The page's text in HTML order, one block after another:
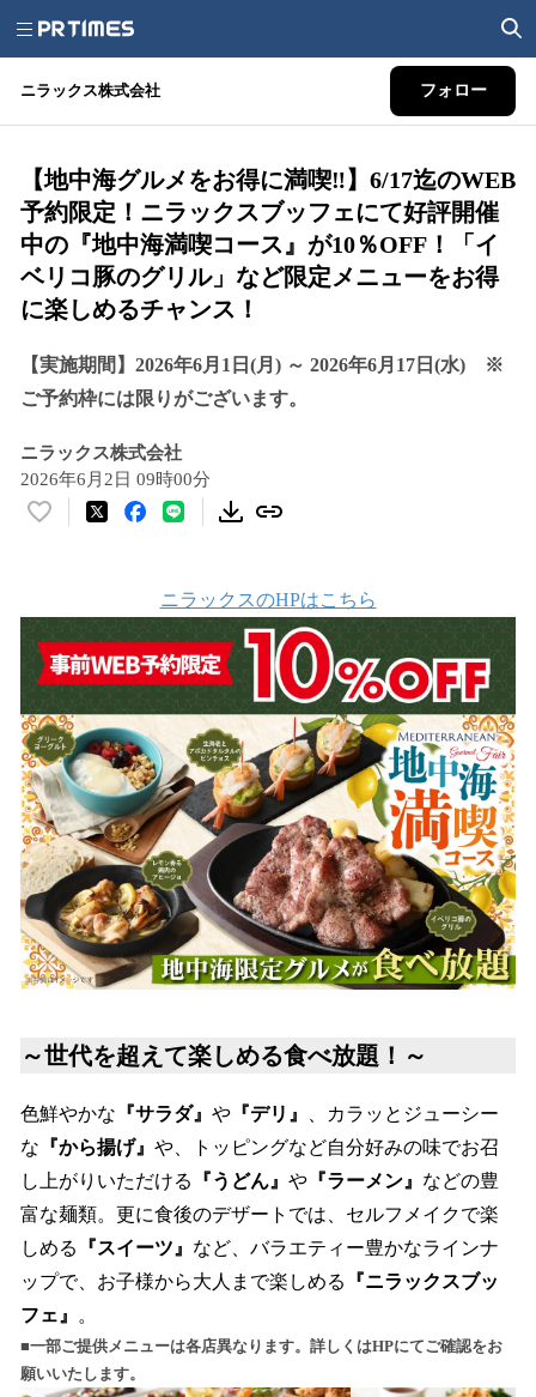
ニラックス株式会社 フォロー
【地中海グルメをお得に満喫‼】6/17迄のWEB
予約限定！ニラックスブッフェにて好評開催
中の『地中海満喫コース』が10％OFF！「イ
ベリコ豚のグリル」など限定メニューをお得
に楽しめるチャンス！
【実施期間】2026年6月1日(月) ～ 2026年6月17日(水) ※
ご予約枠には限りがございます。
ニラックス株式会社
2026年6月2日 09時00分
い
数
を
読
込
み
中
で
す
ニラックスのHPはこちら
～世代を超えて楽しめる食べ放題！～
色鮮やかな 『サラダ』 や 『デリ』
、カラッとジューシー
な 『から揚げ』 や、トッピングなど自分好みの味でお召
し上がりいただける
『うどん』 や 『ラーメン』 などの豊
富な麺類。更に食後のデザートでは、セルフメイクで楽
しめる
『スイーツ』 など、バラエティー豊かなラインナ
ップで、お子様から大人まで楽しめる
『ニラックスブッ
フェ』
。
■一部ご提供メニューは各店異なります。詳しくはHPにてご確認をお
願いいたします。